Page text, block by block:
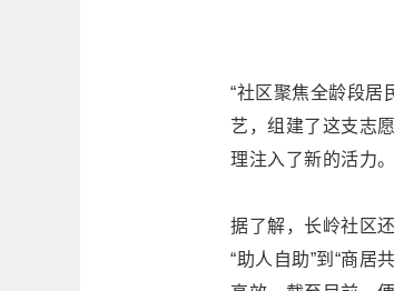
“社区聚焦全龄段居
艺，组建了这支志
理注入了新的活力
据了解，长岭社区
“助人自助”到“商居